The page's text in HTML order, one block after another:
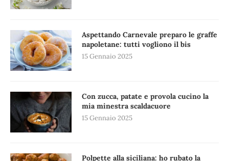
Aspettando Carnevale preparo le graffe
napoletane: tutti vogliono il bis
15 Gennaio 2025
Con zucca, patate e provola cucino la
mia minestra scaldacuore
15 Gennaio 2025
Polpette alla siciliana: ho rubato la